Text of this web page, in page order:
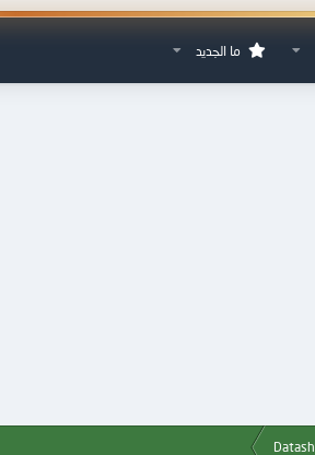
ما الجديد